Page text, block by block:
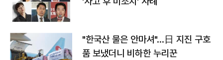
"한국산 물은 안마셔"…日 지진 구호
품 보냈더니 비하한 누리꾼